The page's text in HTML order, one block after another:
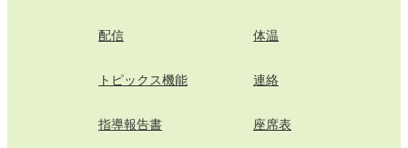
配信 体温
トピックス機能 連絡
指導報告書 座席表